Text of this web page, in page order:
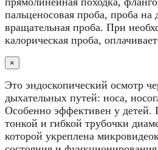
пальценосовая проба, проба на
вращательная проба. При
калорическая проба,
×
Это эндоскопический осмотр
дыхательных путей: носа,
Особенно эффективен у
тонкой и гибкой трубочки
которой укреплена